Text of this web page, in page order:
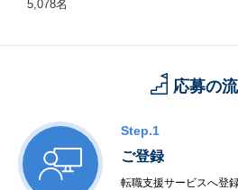
5,078名
応募の
Step.1
ご登録
転職支援サービスへ登